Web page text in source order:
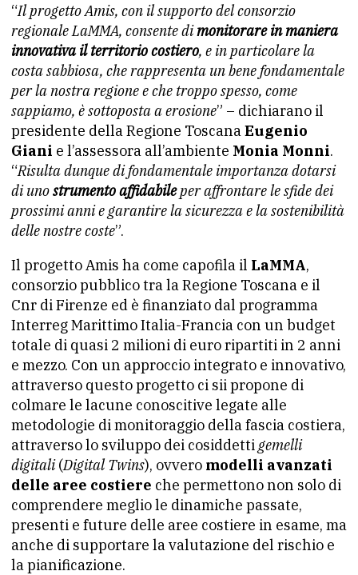
“Il progetto Amis, con il supporto del consorzio
regionale LaMMA, consente dimonitorare in maniera
innovativa il territorio costiero, e in particolare la
costa sabbiosa, che rappresenta un bene fondamentale
per la nostra regione e che troppo spesso, come
sappiamo, è sottoposta a erosione” – dichiarano il
presidente della Regione Toscana Eugenio
Giani e l’assessora all’ambiente Monia Monni.
“Risulta dunque di fondamentale importanza dotarsi
di unostrumento affidabileper affrontare le sfide dei
prossimi anni e garantire la sicurezza e la sostenibilità
delle nostre coste”.
Il progetto Amis ha come capofila il LaMMA,
consorzio pubblico tra la Regione Toscana e il
Cnr di Firenze ed è finanziato dal programma
Interreg Marittimo Italia-Francia con un budget
totale di quasi 2 milioni di euro ripartiti in 2 anni
e mezzo. Con un approccio integrato e innovativo,
attraverso questo progetto ci sii propone di
colmare le lacune conoscitive legate alle
metodologie di monitoraggio della fascia costiera,
attraverso lo sviluppo dei cosiddetti gemelli
digitali(Digital Twins), ovvero modelli avanzati
delle aree costiere che permettono non solo di
comprendere meglio le dinamiche passate,
presenti e future delle aree costiere in esame, ma
anche di supportare la valutazione del rischio e
la pianificazione.